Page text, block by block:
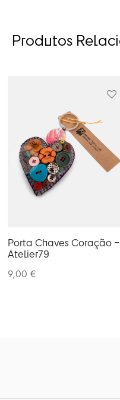
Produtos
Porta Chaves Coração –
Atelier79
9,00 €